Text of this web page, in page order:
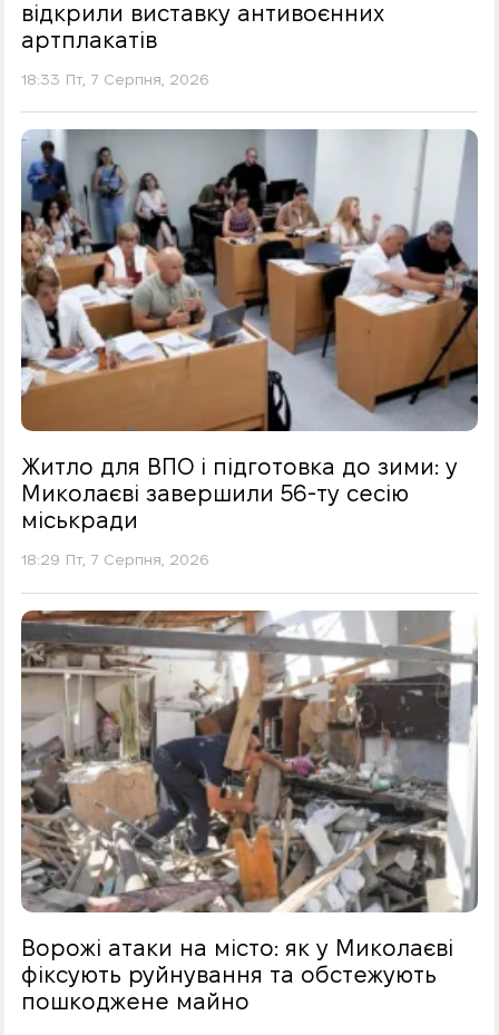
відкрили виставку антивоєнних
артплакатів
18:33 Пт, 7 Серпня, 2026
Житло для ВПО і підготовка до зими: у
Миколаєві завершили 56-ту сесію
міськради
18:29 Пт, 7 Серпня, 2026
Ворожі атаки на місто: як у Миколаєві
фіксують руйнування та обстежують
пошкоджене майно